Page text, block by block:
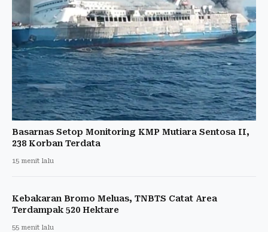
Basarnas Setop Monitoring KMP Mutiara Sentosa II,
238 Korban Terdata
15 menit lalu
Kebakaran Bromo Meluas, TNBTS Catat Area
Terdampak 520 Hektare
55 menit lalu